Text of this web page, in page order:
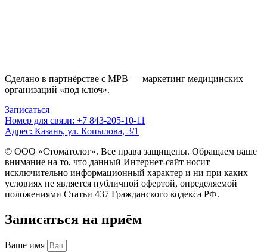
Сделано в партнёрстве с MPB — маркетинг медицинских
организаций «под ключ».
Записаться
Номер для связи: +7 843-205-10-11
Адрес: Казань, ул. Копылова, 3/1
© ООО «Стоматолог». Все права защищены. Обращаем ваше
внимание на то, что данный Интернет-сайт носит
исключительно информационный характер и ни при каких
условиях не является публичной офертой, определяемой
положениями Статьи 437 Гражданского кодекса РФ.
Записаться на приём
Ваше имя